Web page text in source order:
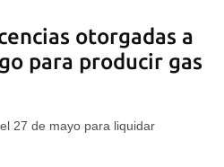
otorgadas a
para producir gas
27 de mayo para liquidar